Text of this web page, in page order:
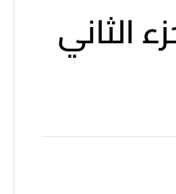
الثاني